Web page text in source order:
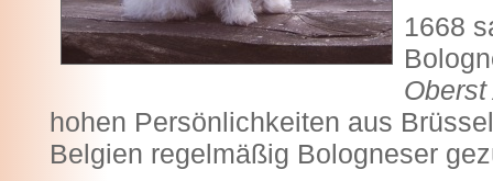
1668
hohen Persönlichkeiten aus
Belgien regelmäßig Bologneser